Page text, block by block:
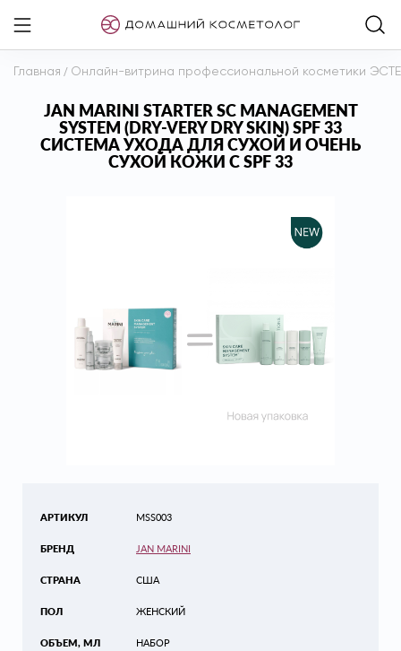
Главная / Онлайн-витрина профессиональной косметики
JAN MARINI STARTER SC MANAGEMENT
SYSTEM (DRY-VERY DRY SKIN) SPF 33
СИСТЕМА УХОДА ДЛЯ СУХОЙ И ОЧЕНЬ
СУХОЙ КОЖИ С SPF 33
АРТИКУЛ
БРЕНД
СТРАНА
ПОЛ
ОБЪЕМ, МЛ
MSS003
JAN MARINI
США
ЖЕНСКИЙ
НАБОР